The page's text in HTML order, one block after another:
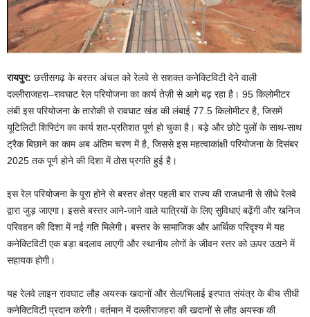
रायपुर: छत्तीसगढ़ के बस्तर अंचल को रेलवे से सशक्त कनेक्टिविटी देने वाली
दल्लीराजहरा–रावघाट रेल परियोजना का कार्य तेज़ी से आगे बढ़ रहा है। 95 किलोमीटर
लंबी इस परियोजना के तारोकी से रावघाट खंड की लंबाई 77.5 किलोमीटर है, जिसमें
यूटिलिटी शिफ्टिंग का कार्य शत-प्रतिशत पूर्ण हो चुका है। बड़े और छोटे पुलों के साथ-साथ
ट्रैक बिछाने का काम अब अंतिम चरण में है, जिससे इस महत्वाकांक्षी परियोजना के दिसंबर
2025 तक पूर्ण होने की दिशा में ठोस प्रगति हुई है।
इस रेल परियोजना के पूरा होने से बस्तर क्षेत्र पहली बार राज्य की राजधानी से सीधे रेलवे
द्वारा जुड़ जाएगा। इससे बस्तर आने-जाने वाले यात्रियों के लिए सुविधाएं बढ़ेंगी और खनिज
परिवहन की दिशा में नई गति मिलेगी। बस्तर के सामाजिक और आर्थिक परिदृश्य में यह
कनेक्टिविटी एक बड़ा बदलाव लाएगी और स्थानीय लोगों के जीवन स्तर को ऊपर उठाने में
सहायक होगी।
यह रेलवे लाइन रावघाट लौह अयस्क खदानों और सेल/भिलाई इस्पात संयंत्र के बीच सीधी
कनेक्टिविटी प्रदान करेगी। वर्तमान में दल्लीराजहरा की खदानों से लौह अयस्क की